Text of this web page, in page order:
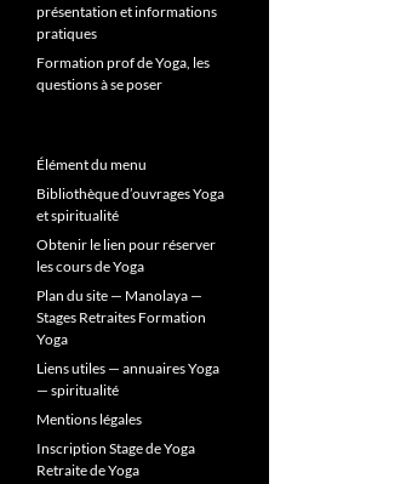
présentation et informations
pratiques
Formation prof de Yoga, les
questions à se poser
Élément du menu
Bibliothèque d’ouvrages Yoga
et spiritualité
Obtenir le lien pour réserver
les cours de Yoga
Plan du site — Manolaya —
Stages Retraites Formation
Yoga
Liens utiles — annuaires Yoga
— spiritualité
Mentions légales
Inscription Stage de Yoga
Retraite de Yoga